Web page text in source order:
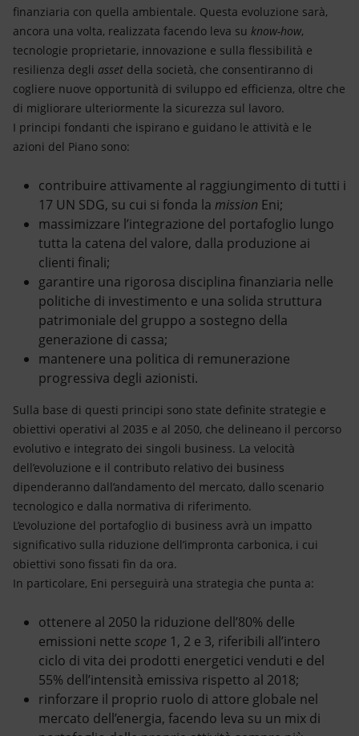
finanziaria con quella ambientale. Questa evoluzione sarà,
ancora una volta, realizzata facendo leva su know-how,
tecnologie proprietarie, innovazione e sulla flessibilità e
resilienza degli asset della società, che consentiranno di
cogliere nuove opportunità di sviluppo ed efficienza, oltre che
di migliorare ulteriormente la sicurezza sul lavoro.
I principi fondanti che ispirano e guidano le attività e le
azioni del Piano sono:
contribuire attivamente al raggiungimento di tutti i
17 UN SDG, su cui si fonda la mission Eni;
massimizzare l’integrazione del portafoglio lungo
tutta la catena del valore, dalla produzione ai
clienti finali;
garantire una rigorosa disciplina finanziaria nelle
politiche di investimento e una solida struttura
patrimoniale del gruppo a sostegno della
generazione di cassa;
mantenere una politica di remunerazione
progressiva degli azionisti.
Sulla base di questi principi sono state definite strategie e
obiettivi operativi al 2035 e al 2050, che delineano il percorso
evolutivo e integrato dei singoli business. La velocità
dell’evoluzione e il contributo relativo dei business
dipenderanno dall’andamento del mercato, dallo scenario
tecnologico e dalla normativa di riferimento.
L’evoluzione del portafoglio di business avrà un impatto
significativo sulla riduzione dell’impronta carbonica, i cui
obiettivi sono fissati fin da ora.
In particolare, Eni perseguirà una strategia che punta a:
ottenere al 2050 la riduzione dell’80% delle
emissioni nette scope 1, 2 e 3, riferibili all’intero
ciclo di vita dei prodotti energetici venduti e del
55% dell’intensità emissiva rispetto al 2018;
rinforzare il proprio ruolo di attore globale nel
mercato dell’energia, facendo leva su un mix di